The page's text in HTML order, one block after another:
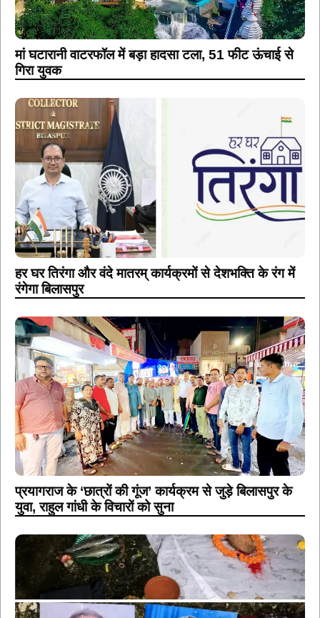
मां घटारानी वाटरफॉल में बड़ा हादसा टला, 51 फीट ऊंचाई से
गिरा युवक
हर घर तिरंगा और वंदे मातरम् कार्यक्रमों से देशभक्ति के रंग में
रंगेगा बिलासपुर
प्रयागराज के ‘छात्रों की गूंज’ कार्यक्रम से जुड़े बिलासपुर के
युवा, राहुल गांधी के विचारों को सुना